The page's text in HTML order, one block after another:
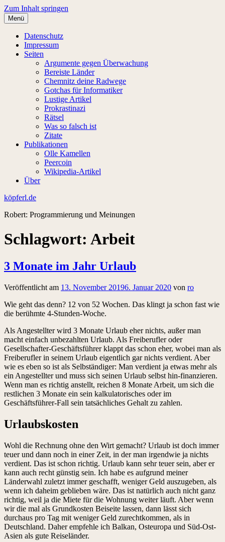
Zum Inhalt springen
Menü
Datenschutz
Impressum
Seiten
Argumente gegen Überwachung
Bereiste Länder
Chemnitz deine Radwege
Gotchas für Informatiker
Lustige Artikel
Prokrastinazi
Rätsel
Was so falsch ist
Zitate
Publikationen
Olle Kamellen
Peercoin
Wikipedia-Artikel
Über
köpferl.de
Robert: Programmierung und Meinungen
Schlagwort: Arbeit
3 Monate im Jahr Urlaub
Veröffentlicht am 13. November 20196. Januar 2020 von ro
Wie geht das denn? 12 von 52 Wochen. Das klingt ja schon fast wie
die berühmte 4-Stunden-Woche.
Als Angestellter wird 3 Monate Urlaub eher nichts, außer man
macht einfach unbezahlten Urlaub. Als Freiberufler oder
Gesellschafter-Geschäftsführer klappt das schon eher, wobei man als
Freiberufler in seinem Urlaub eigentlich gar nichts verdient. Aber
wie es eben so ist als Selbständiger: Man verdient ja etwas mehr als
ein Angestellter und muss sich seinen Urlaub selbst hin-finanzieren.
Wenn man es richtig anstellt, reichen 8 Monate Arbeit, um sich die
restlichen 3 Monate ein sein kalkulatorisches oder im
Geschäftsführer-Fall sein tatsächliches Gehalt zu zahlen.
Urlaubskosten
Wohl die Rechnung ohne den Wirt gemacht? Urlaub ist doch immer
teuer und dann noch in einer Zeit, in der man irgendwie ja nichts
verdient. Das ist schon richtig. Urlaub kann sehr teuer sein, aber er
kann auch recht günstig sein. Ich habe es aufgrund meiner
Länderwahl zuletzt immer geschafft, weniger Geld auszugeben, als
wenn ich daheim geblieben wäre. Das ist natürlich auch nicht ganz
richtig, weil ja die Miete für die Wohnung weiter läuft. Aber wenn
wir die mal als Grundkosten Beiseite lassen, dann lässt sich
durchaus pro Tag mit weniger Geld zurechtkommen, als in
Deutschland. Daher empfehle ich Balkan, Osteuropa und Süd-Ost-
Asien als gute Reiseländer.